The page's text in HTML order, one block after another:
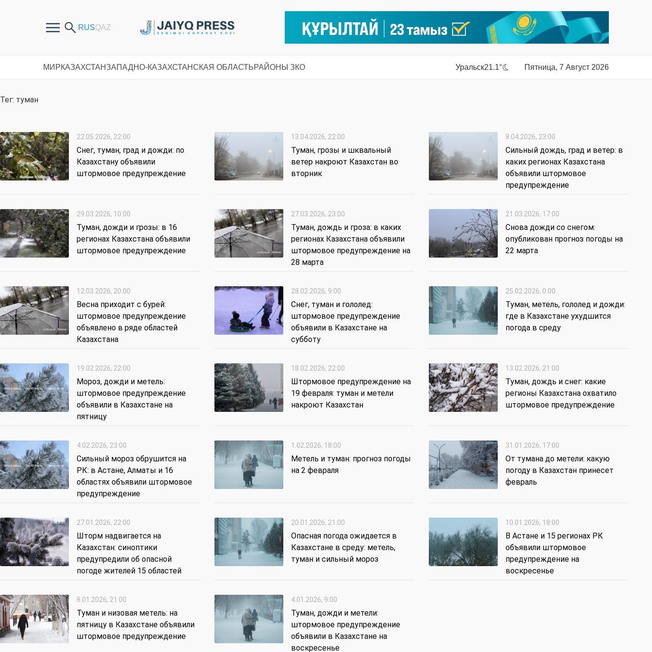
МИРКАЗАХСТАНЗАПАДНО-КАЗАХСТАНСКАЯ ОБЛАСТЬРАЙОНЫ ЗКО Уральск21.1° Пятница, 7 Август 2026
Тег: туман
22.05.2026, 22:00
Снег, туман, град и дожди: по
Казахстану объявили
штормовое предупреждение
13.04.2026, 22:00
Туман, грозы и шквальный
ветер накроют Казахстан во
вторник
8.04.2026, 23:00
Сильный дождь, град и ветер: в
каких регионах Казахстана
объявили штормовое
предупреждение
29.03.2026, 10:00
Туман, дожди и грозы: в 16
регионах Казахстана объявили
штормовое предупреждение
27.03.2026, 23:00
Туман, дождь и гроза: в каких
регионах Казахстана объявили
штормовое предупреждение на
28 марта
21.03.2026, 17:00
Снова дожди со снегом:
опубликован прогноз погоды на
22 марта
12.03.2026, 20:00
Весна приходит с бурей:
штормовое предупреждение
объявлено в ряде областей
Казахстана
28.02.2026, 9:00
Снег, туман и гололед:
штормовое предупреждение
объявили в Казахстане на
субботу
25.02.2026, 0:00
Туман, метель, гололед и дожди:
где в Казахстане ухудшится
погода в среду
19.02.2026, 22:00
Мороз, дожди и метель:
штормовое предупреждение
объявили в Казахстане на
пятницу
18.02.2026, 22:00
Штормовое предупреждение на
19 февраля: туман и метели
накроют Казахстан
13.02.2026, 21:00
Туман, дождь и снег: какие
регионы Казахстана охватило
штормовое предупреждение
4.02.2026, 23:00
Сильный мороз обрушится на
РК: в Астане, Алматы и 16
областях объявили штормовое
предупреждение
1.02.2026, 18:00
Метель и туман: прогноз погоды
на 2 февраля
31.01.2026, 17:00
От тумана до метели: какую
погоду в Казахстан принесет
февраль
27.01.2026, 22:00
Шторм надвигается на
Казахстан: синоптики
предупредили об опасной
погоде жителей 15 областей
20.01.2026, 21:00
Опасная погода ожидается в
Казахстане в среду: метель,
туман и сильный мороз
10.01.2026, 18:00
В Астане и 15 регионах РК
объявили штормовое
предупреждение на
воскресенье
8.01.2026, 21:00
Туман и низовая метель: на
пятницу в Казахстане объявили
штормовое предупреждение
4.01.2026, 9:00
Туман, дожди и метели:
штормовое предупреждение
объявили в Казахстане на
воскресенье